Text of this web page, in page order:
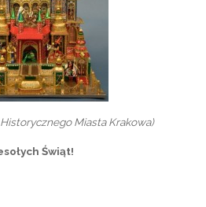
Miasta Krakowa)
Świąt!